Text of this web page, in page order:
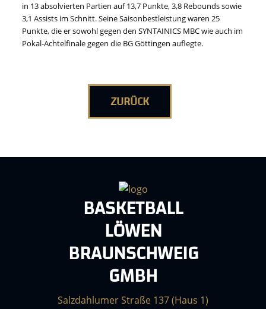
in 13 absolvierten Partien auf 13,7 Punkte, 3,8 Rebounds sowie
3,1 Assists im Schnitt. Seine Saisonbestleistung waren 25
Punkte, die er sowohl gegen den SYNTAINICS MBC wie auch im
Pokal-Achtelfinale gegen die BG Göttingen auflegte.
ZURÜCK
BASKETBALL
LÖWEN
BRAUNSCHWEIG
GMBH
Salzdahlumer Straße 137 (Haus 1)